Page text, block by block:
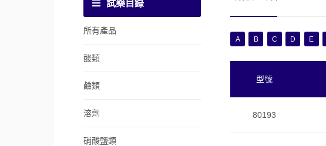
試藥目錄
所有產品
酸類
鹼類
溶劑
硝酸鹽類
A B C D E
型號
80193